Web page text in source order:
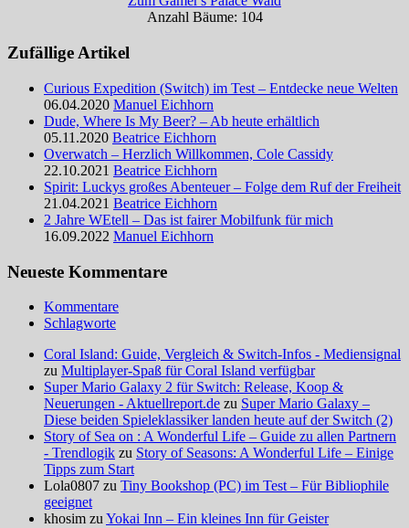
Anzahl Bäume: 104
Zufällige Artikel
Curious Expedition (Switch) im Test – Entdecke neue Welten
06.04.2020 Manuel Eichhorn
Dude, Where Is My Beer? – Ab heute erhältlich
05.11.2020 Beatrice Eichhorn
Overwatch – Herzlich Willkommen, Cole Cassidy
22.10.2021 Beatrice Eichhorn
Spirit: Luckys großes Abenteuer – Folge dem Ruf der Freiheit
21.04.2021 Beatrice Eichhorn
2 Jahre WEtell – Das ist fairer Mobilfunk für mich
16.09.2022 Manuel Eichhorn
Neueste Kommentare
Kommentare
Schlagworte
Coral Island: Guide, Vergleich & Switch-Infos - Mediensignal
zu Multiplayer-Spaß für Coral Island verfügbar
Super Mario Galaxy 2 für Switch: Release, Koop &
Neuerungen - Aktuellreport.de zu Super Mario Galaxy –
Diese beiden Spieleklassiker landen heute auf der Switch (2)
Story of Sea on : A Wonderful Life – Guide zu allen Partnern
- Trendlogik zu Story of Seasons: A Wonderful Life – Einige
Tipps zum Start
Lola0807 zu Tiny Bookshop (PC) im Test – Für Bibliophile
geeignet
khosim zu Yokai Inn – Ein kleines Inn für Geister